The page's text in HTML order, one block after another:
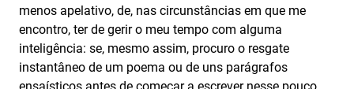
menos apelativo, de, nas circunstâncias em que me
encontro, ter de gerir o meu tempo com alguma
inteligência: se, mesmo assim, procuro o resgate
instantâneo de um poema ou de uns parágrafos